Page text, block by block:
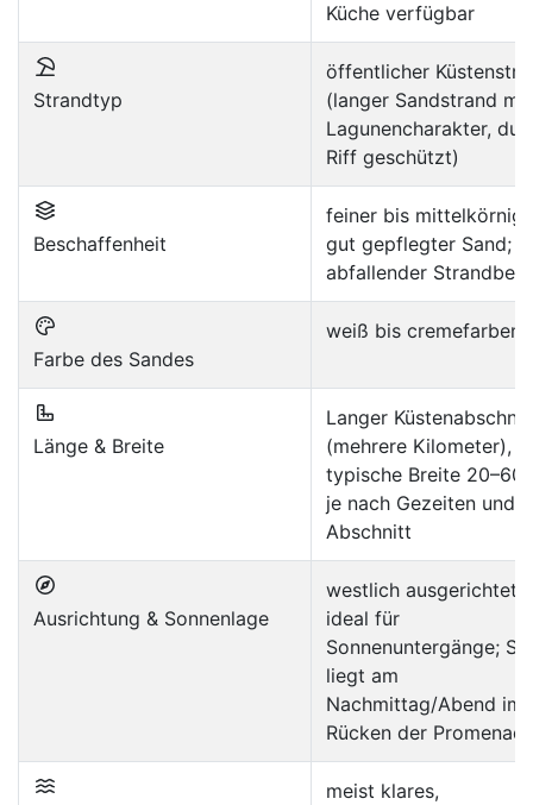
Küche verfügbar
Strandtyp
öffentlicher
(langer Sandstrand mit
Lagunencharakter,
Riff geschützt)
Beschaffenheit
feiner bis
gut gepflegter Sand;
abfallender
Farbe des Sandes
weiß bis cremefarben
Länge & Breite
Langer
(mehrere Kilometer),
typische Breite 20–60
je nach Gezeiten und
Abschnitt
Ausrichtung & Sonnenlage
westlich ausgerichtet,
ideal für
Sonnenuntergänge;
liegt am
Nachmittag/Abend im
Rücken der
meist klares,